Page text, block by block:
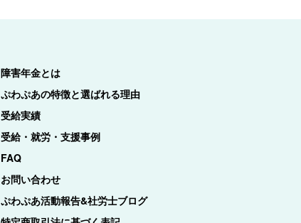
障害年金とは
ぷわぷあの特徴と選ばれる理由
受給実績
受給・就労・支援事例
FAQ
お問い合わせ
ぷわぷあ活動報告&社労士ブログ